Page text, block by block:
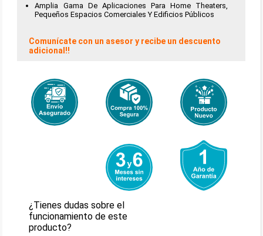
Amplia Gama De Aplicaciones Para Home Theaters,
Pequeños Espacios Comerciales Y Edificios Públicos
Comunícate con un asesor y recibe un descuento
adicional!!
¿Tienes dudas sobre el
funcionamiento de este
producto?